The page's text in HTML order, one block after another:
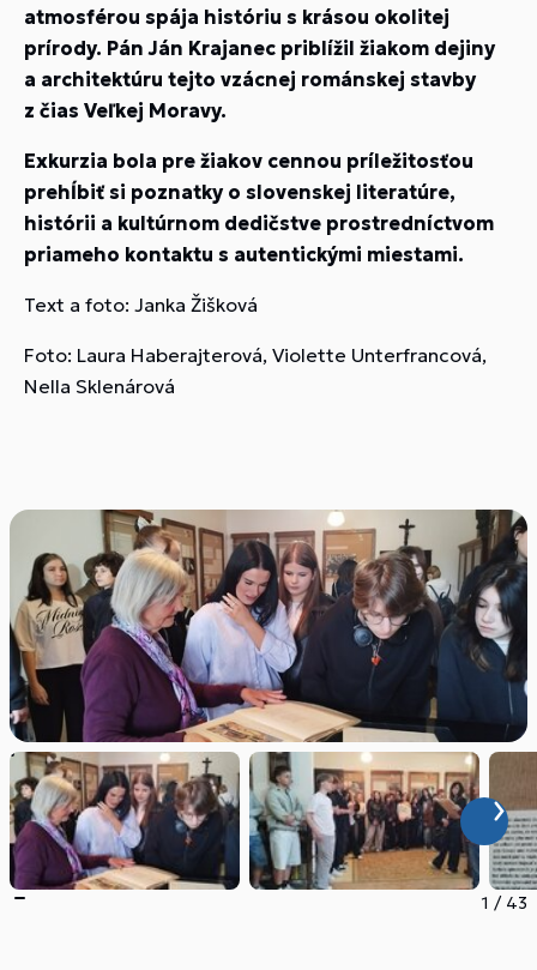
atmosférou spája históriu s krásou okolitej
prírody. Pán Ján Krajanec priblížil žiakom dejiny
a architektúru tejto vzácnej románskej stavby
z čias Veľkej Moravy.
Exkurzia bola pre žiakov cennou príležitosťou
prehĺbiť si poznatky o slovenskej literatúre,
histórii a kultúrnom dedičstve prostredníctvom
priameho kontaktu s autentickými miestami.
Text a foto: Janka Žišková
Foto: Laura Haberajterová, Violette Unterfrancová,
Nella Sklenárová
1 / 43